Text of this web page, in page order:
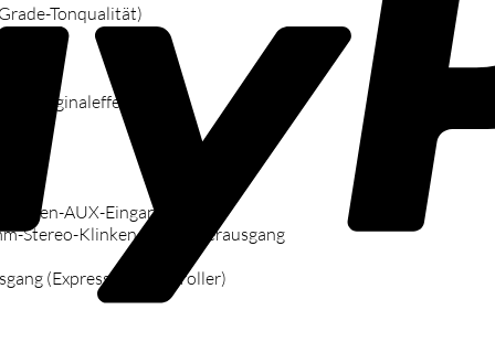
Tonqualität)
Originaleffekte)
AUX-Eingang
Stereo-Klinken-Kopfhörerausgang
(Expression, Controller)